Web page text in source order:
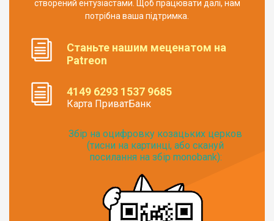
створений ентузіастами. Щоб працювати далі, нам
потрібна ваша підтримка.
Станьте нашим меценатом на
Patreon
4149 6293 1537 9685
Карта ПриватБанк
Збір на оцифровку козацьких церков
(тисни на картинці, або скануй
посилання на збір monobank):